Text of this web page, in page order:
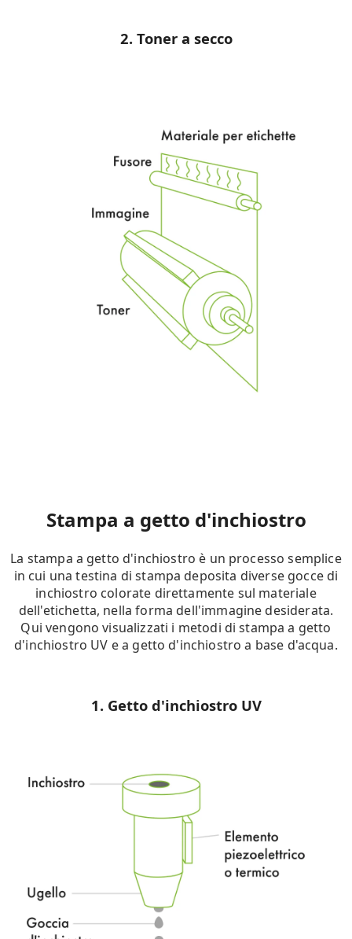
2. Toner a secco
Stampa a getto d'inchiostro
La stampa a getto d'inchiostro è un processo semplice
in cui una testina di stampa deposita diverse gocce di
inchiostro colorate direttamente sul materiale
dell'etichetta, nella forma dell'immagine desiderata.
Qui vengono visualizzati i metodi di stampa a getto
d'inchiostro UV e a getto d'inchiostro a base d'acqua.
1. Getto d'inchiostro UV